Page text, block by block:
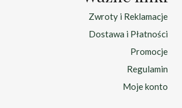
Zwroty i Reklamacje
Dostawa i Płatności
Promocje
Regulamin
Moje konto